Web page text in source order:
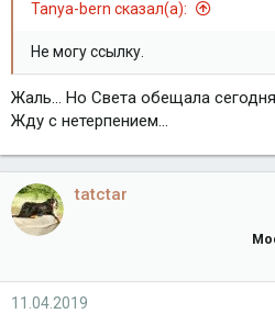
Tanya-bern сказал(а):
Не могу ссылку.
Жаль... Но Света обещала
Жду с нетерпением...
tatctar
11.04.2019